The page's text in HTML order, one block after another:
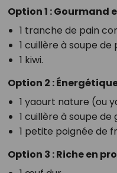
Option 1 : Gourmand
1 tranche de pain
1 cuillère à soupe
1 kiwi.
Option 2 :
1 yaourt nature (ou
1 cuillère à soupe de
1 petite poignée de
Option 3 : Riche en